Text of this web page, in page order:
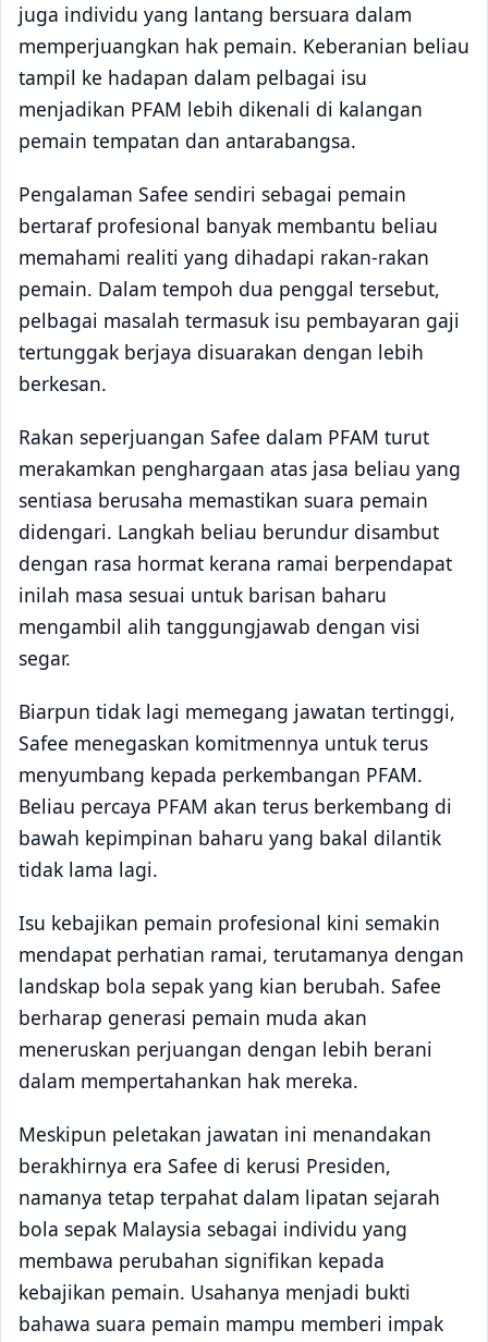
juga individu yang lantang bersuara dalam
memperjuangkan hak pemain. Keberanian beliau
tampil ke hadapan dalam pelbagai isu
menjadikan PFAM lebih dikenali di kalangan
pemain tempatan dan antarabangsa.
Pengalaman Safee sendiri sebagai pemain
bertaraf profesional banyak membantu beliau
memahami realiti yang dihadapi rakan-rakan
pemain. Dalam tempoh dua penggal tersebut,
pelbagai masalah termasuk isu pembayaran gaji
tertunggak berjaya disuarakan dengan lebih
berkesan.
Rakan seperjuangan Safee dalam PFAM turut
merakamkan penghargaan atas jasa beliau yang
sentiasa berusaha memastikan suara pemain
didengari. Langkah beliau berundur disambut
dengan rasa hormat kerana ramai berpendapat
inilah masa sesuai untuk barisan baharu
mengambil alih tanggungjawab dengan visi
segar.
Biarpun tidak lagi memegang jawatan tertinggi,
Safee menegaskan komitmennya untuk terus
menyumbang kepada perkembangan PFAM.
Beliau percaya PFAM akan terus berkembang di
bawah kepimpinan baharu yang bakal dilantik
tidak lama lagi.
Isu kebajikan pemain profesional kini semakin
mendapat perhatian ramai, terutamanya dengan
landskap bola sepak yang kian berubah. Safee
berharap generasi pemain muda akan
meneruskan perjuangan dengan lebih berani
dalam mempertahankan hak mereka.
Meskipun peletakan jawatan ini menandakan
berakhirnya era Safee di kerusi Presiden,
namanya tetap terpahat dalam lipatan sejarah
bola sepak Malaysia sebagai individu yang
membawa perubahan signifikan kepada
kebajikan pemain. Usahanya menjadi bukti
bahawa suara pemain mampu memberi impak